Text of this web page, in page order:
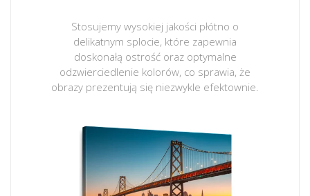
Stosujemy wysokiej jakości płótno o
delikatnym splocie, które zapewnia
doskonałą ostrość oraz optymalne
odzwierciedlenie kolorów, co sprawia, że
obrazy prezentują się niezwykle efektownie.